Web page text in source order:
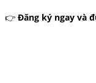
👉 Đăng ký ngay và